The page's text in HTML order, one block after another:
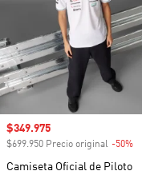
Precio de venta
$349.975
$699.950 Precio original -50%
Camiseta Oficial de Piloto